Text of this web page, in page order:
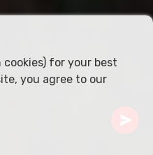
cookies) for your best
you agree to our